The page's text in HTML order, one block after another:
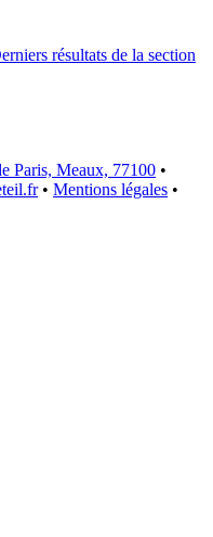
résultats de la section
Paris, Meaux, 77100 •
• Mentions légales •